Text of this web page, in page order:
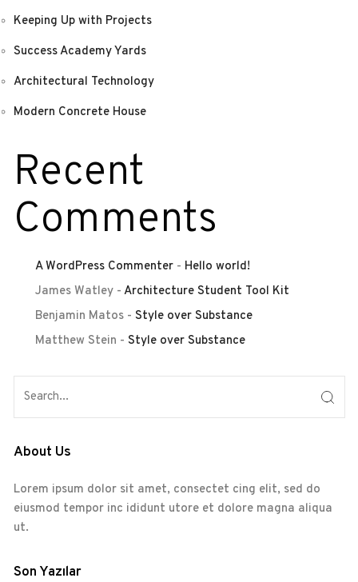
Keeping Up with Projects
Success Academy Yards
Architectural Technology
Modern Concrete House
Recent
Comments
A WordPress Commenter - Hello world!
James Watley -Architecture Student Tool Kit
Benjamin Matos -Style over Substance
Matthew Stein -Style over Substance
About Us
Lorem ipsum dolor sit amet, consectet cing elit, sed do
eiusmod tempor inc ididunt utore et dolore magna aliqua
ut.
Son Yazılar